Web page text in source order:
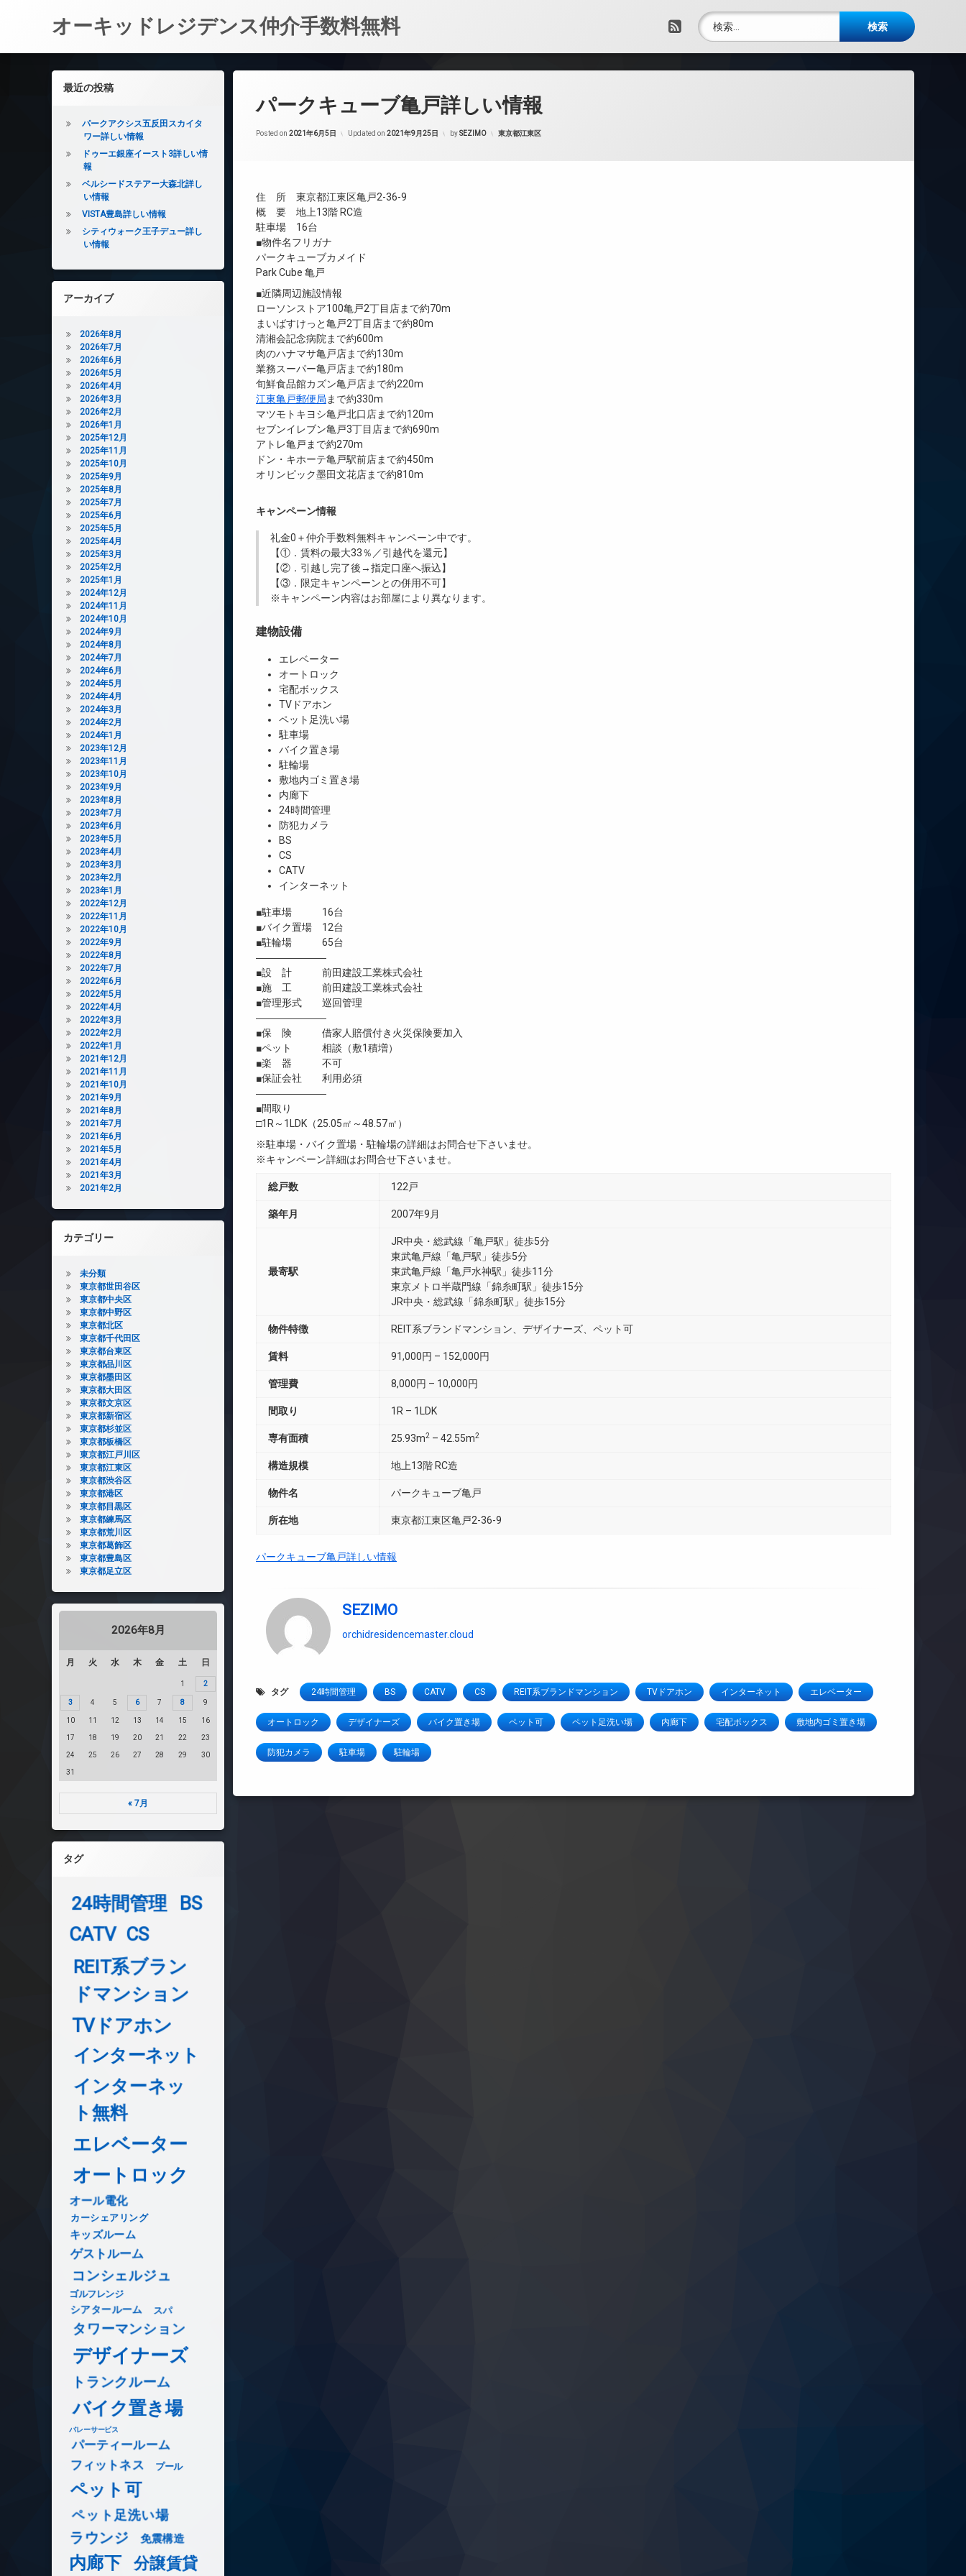
オーキッドレジデンス仲介手数料無料 RSS
検索:
パークキューブ亀戸詳しい情報
Posted on 2021年6月5日 Updated on 2021年9月25日 bySEZIMO カテゴリー:
東京都江東区
住 所 東京都江東区亀戸2-36-9
概 要 地上13階 RC造
駐車場 16台
■物件名フリガナ
パークキューブカメイド
Park Cube 亀戸
■近隣周辺施設情報
ローソンストア100亀戸2丁目店まで約70m
まいばすけっと亀戸2丁目店まで約80m
清湘会記念病院まで約600m
肉のハナマサ亀戸店まで約130m
業務スーパー亀戸店まで約180m
旬鮮食品館カズン亀戸店まで約220m
江東亀戸郵便局 まで約330m
マツモトキヨシ亀戸北口店まで約120m
セブンイレブン亀戸3丁目店まで約690m
アトレ亀戸まで約270m
ドン・キホーテ亀戸駅前店まで約450m
オリンピック墨田文花店まで約810m
キャンペーン情報
礼金0 ＋仲介手数料無料キャンペーン中です。
【①．賃料の最大33％／引越代を還元】
【②．引越し完了後→指定口座へ振込】
【③．限定キャンペーンとの併用不可】
※キャンペーン内容はお部屋により異なります。
建物設備
エレベーター
オートロック
宅配ボックス
TVドアホン
ペット足洗い場
駐車場
バイク置き場
駐輪場
敷地内ゴミ置き場
内廊下
24時間管理
防犯カメラ
BS
CS
CATV
インターネット
■駐車場 16台
■バイク置場 12台
■駐輪場 65台
―――――――
■設 計 前田建設工業株式会社
■施 工 前田建設工業株式会社
■管理形式 巡回管理
―――――――
■保 険 借家人賠償付き火災保険要加入
■ペット 相談（敷1積増）
■楽 器 不可
■保証会社 利用必須
―――――――
■間取り
□1R～1LDK（25.05㎡～48.57㎡）
※駐車場・バイク置場・駐輪場の詳細はお問合せ下さいませ。
※キャンペーン詳細はお問合せ下さいませ。
総戸数 122戸
築年月 2007年9月
最寄駅
JR中央・総武線「亀戸駅」徒歩5分
東武亀戸線「亀戸駅」徒歩5分
東武亀戸線「亀戸水神駅」徒歩11分
東京メトロ半蔵門線「錦糸町駅」徒歩15分
JR中央・総武線「錦糸町駅」徒歩15分
物件特徴 REIT系ブランドマンション、デザイナーズ、ペット可
賃料 91,000円 – 152,000円
管理費 8,000円 – 10,000円
間取り 1R – 1LDK
専有面積 25.93m2 – 42.55m2
構造規模 地上13階 RC造
物件名 パークキューブ亀戸
所在地 東京都江東区亀戸2-36-9
パークキューブ亀戸詳しい情報
SEZIMO
orchidresidencemaster.cloud
タグ 24時間管理 BS CATV CS REIT系ブランドマンション TVドアホン インターネット エレベーター
オートロック デザイナーズ バイク置き場 ペット可 ペット足洗い場 内廊下 宅配ボックス 敷地内ゴミ置き場
防犯カメラ 駐車場 駐輪場
左サイドバー
最近の投稿
パークアクシス五反田スカイタ
ワー詳しい情報
ドゥーエ銀座イースト3詳しい情
報
ベルシードステアー大森北詳し
い情報
VISTA豊島詳しい情報
シティウォーク王子デュー詳し
い情報
アーカイブ
2026年8月
2026年7月
2026年6月
2026年5月
2026年4月
2026年3月
2026年2月
2026年1月
2025年12月
2025年11月
2025年10月
2025年9月
2025年8月
2025年7月
2025年6月
2025年5月
2025年4月
2025年3月
2025年2月
2025年1月
2024年12月
2024年11月
2024年10月
2024年9月
2024年8月
2024年7月
2024年6月
2024年5月
2024年4月
2024年3月
2024年2月
2024年1月
2023年12月
2023年11月
2023年10月
2023年9月
2023年8月
2023年7月
2023年6月
2023年5月
2023年4月
2023年3月
2023年2月
2023年1月
2022年12月
2022年11月
2022年10月
2022年9月
2022年8月
2022年7月
2022年6月
2022年5月
2022年4月
2022年3月
2022年2月
2022年1月
2021年12月
2021年11月
2021年10月
2021年9月
2021年8月
2021年7月
2021年6月
2021年5月
2021年4月
2021年3月
2021年2月
カテゴリー
未分類
東京都世田谷区
東京都中央区
東京都中野区
東京都北区
東京都千代田区
東京都台東区
東京都品川区
東京都墨田区
東京都大田区
東京都文京区
東京都新宿区
東京都杉並区
東京都板橋区
東京都江戸川区
東京都江東区
東京都渋谷区
東京都港区
東京都目黒区
東京都練馬区
東京都荒川区
東京都葛飾区
東京都豊島区
東京都足立区
2026年8月
月 火 水 木 金 土 日
1 2
3 4 5 6 7 8 9
10 11 12 13 14 15 16
17 18 19 20 21 22 23
24 25 26 27 28 29 30
31
« 7月
タグ
24時間管理
BS
CATV CS
REIT系ブラン
ドマンション
TVドアホン
インターネット
インターネッ
ト無料
エレベーター
オートロック
オール電化
カーシェアリング
キッズルーム
ゲストルーム
コンシェルジュ
ゴルフレンジ
シアタールーム スパ
タワーマンション
デザイナーズ
トランクルーム
バイク置き場
バレーサービス
パーティールーム
フィットネス プール
ペット可
ペット足洗い場
ラウンジ 免震構造
内廊下 分譲賃貸